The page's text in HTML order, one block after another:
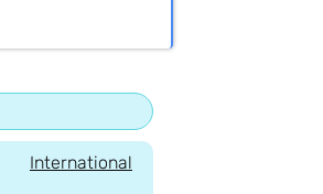
International